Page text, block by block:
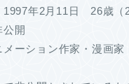
1997年2月11日 26歳（
公開
ーション作家・漫画家